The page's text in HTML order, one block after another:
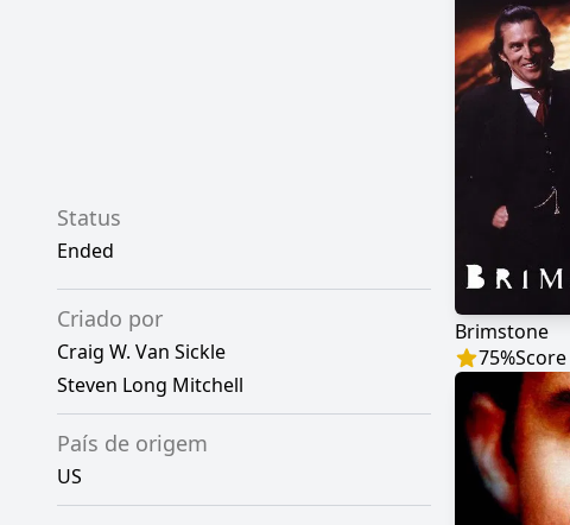
Status
Ended
Criado por
Craig W. Van Sickle
Steven Long Mitchell
País de origem
US
Brimstone
75%Score